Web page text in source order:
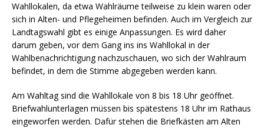
Wahllokalen, da etwa Wahlräume teilweise zu klein waren oder
sich in Alten- und Pflegeheimen befinden. Auch im Vergleich zur
Landtagswahl gibt es einige Anpassungen. Es wird daher
darum geben, vor dem Gang ins ins Wahllokal in der
Wahlbenachrichtigung nachzuschauen, wo sich der Wahlraum
befindet, in dem die Stimme abgegeben werden kann.
Am Wahltag sind die Wahllokale von 8 bis 18 Uhr geöffnet.
Briefwahlunterlagen müssen bis spätestens 18 Uhr im Rathaus
eingeworfen werden. Dafür stehen die Briefkästen am Alten